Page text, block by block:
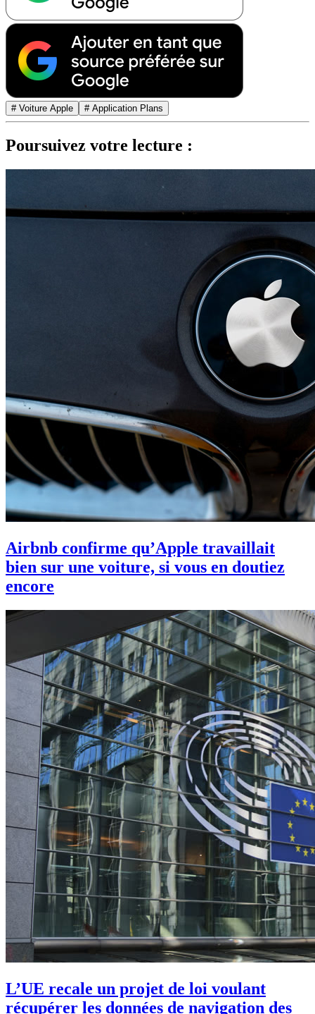
# Voiture Apple # Application Plans
Poursuivez votre lecture :
Airbnb confirme qu’Apple travaillait
bien sur une voiture, si vous en doutiez
encore
L’UE recale un projet de loi voulant
récupérer les données de navigation des